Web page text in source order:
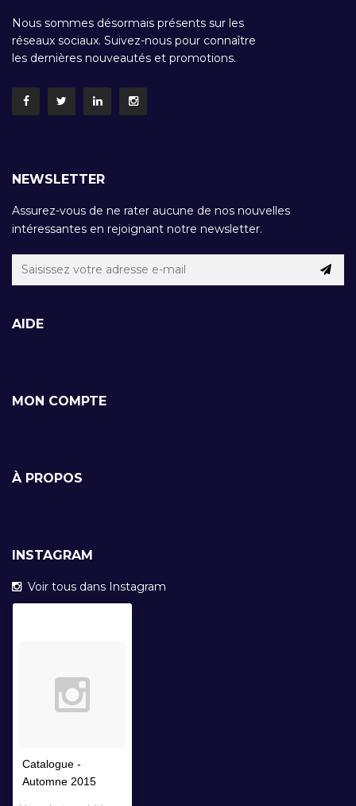
Nous sommes désormais présents sur les
réseaux sociaux. Suivez-nous pour connaître
les dernières nouveautés et promotions.
NEWSLETTER
Assurez-vous de ne rater aucune de nos nouvelles
intéressantes en rejoignant notre newsletter.
AIDE
MON COMPTE
À PROPOS
INSTAGRAM
Voir tous dans Instagram
Catalogue -
Automne 2015